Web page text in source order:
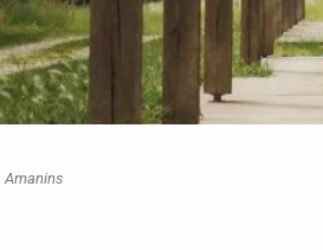
Amanins